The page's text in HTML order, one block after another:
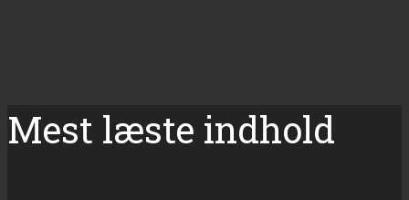
Mest læste indhold